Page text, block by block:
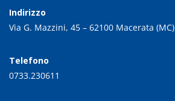
Indirizzo
Via G. Mazzini, 45 – 62100 Macerata (MC)
Telefono
0733.230611